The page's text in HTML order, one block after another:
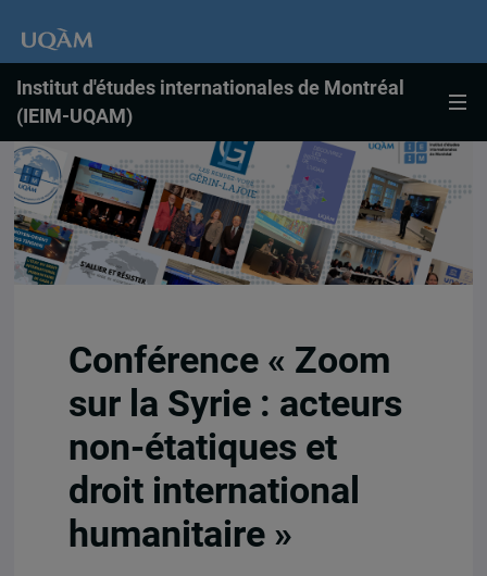
Institut d'études internationales de Montréal
(IEIM-UQAM)
Conférence « Zoom
sur la Syrie : acteurs
non-étatiques et
droit international
humanitaire »